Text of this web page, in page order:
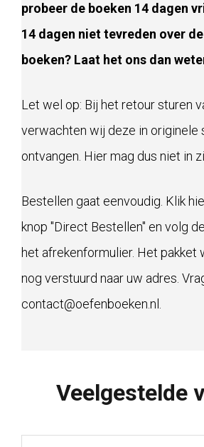
probeer de boeken 14 dagen
14 dagen niet tevreden over
boeken? Laat het ons dan
Let wel op: Bij het retour sturen
verwachten wij deze in originele
ontvangen. Hier mag dus niet in
Bestellen gaat eenvoudig. Klik
knop "Direct Bestellen" en volg
het afrekenformulier. Het pakket
nog verstuurd naar uw adres.
contact@oefenboeken.nl.
Veelgestelde